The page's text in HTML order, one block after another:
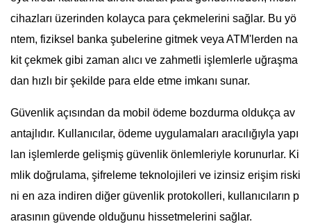
cihazları üzerinden kolayca para çekmelerini sağlar. Bu yö
ntem, fiziksel banka şubelerine gitmek veya ATM'lerden na
kit çekmek gibi zaman alıcı ve zahmetli işlemlerle uğraşma
dan hızlı bir şekilde para elde etme imkanı sunar.
Güvenlik açısından da mobil ödeme bozdurma oldukça av
antajlıdır. Kullanıcılar, ödeme uygulamaları aracılığıyla yapı
lan işlemlerde gelişmiş güvenlik önlemleriyle korunurlar. Ki
mlik doğrulama, şifreleme teknolojileri ve izinsiz erişim riski
ni en aza indiren diğer güvenlik protokolleri, kullanıcıların p
arasının güvende olduğunu hissetmelerini sağlar.